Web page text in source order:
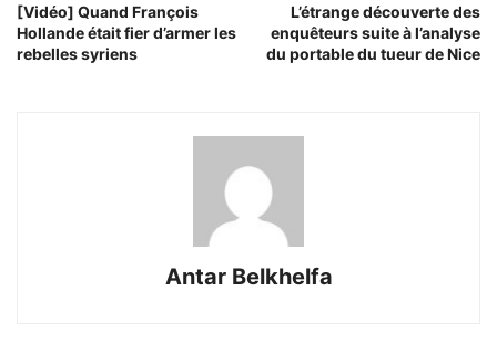
[Vidéo] Quand François
Hollande était fier d’armer les
rebelles syriens
L’étrange découverte des
enquêteurs suite à l’analyse
du portable du tueur de Nice
Antar Belkhelfa